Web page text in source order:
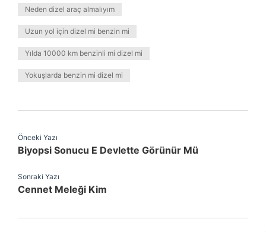
Neden dizel araç almalıyım
Uzun yol için dizel mi benzin mi
Yılda 10000 km benzinli mi dizel mi
Yokuşlarda benzin mi dizel mi
Önceki Yazı
Biyopsi Sonucu E Devlette Görünür Mü
Sonraki Yazı
Cennet Meleği Kim